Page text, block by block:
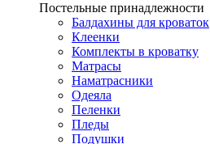
Постельные принадлежности
Балдахины для кроваток
Клеенки
Комплекты в кроватку
Матрасы
Наматрасники
Одеяла
Пеленки
Пледы
Подушки